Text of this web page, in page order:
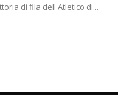
di fila dell'Atletico di...